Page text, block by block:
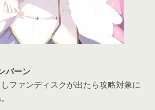
バーン
ファンディスクが出たら攻略対象に